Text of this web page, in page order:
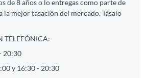
de 8 años o lo entregas como parte de
la mejor tasación del mercado. Tásalo
TELEFÓNICA:
20:30
y 16:30 - 20:30